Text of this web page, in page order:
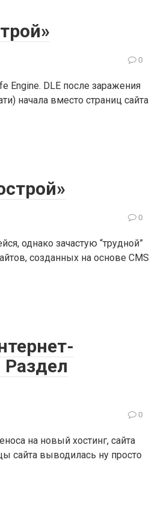
0
Engine. DLE после заражения
начала вместо страниц сайта
0
однако зачастую “трудной”
созданных на основе CMS
Раздел
0
на новый хостинг, сайта
сайта выводилась ну просто